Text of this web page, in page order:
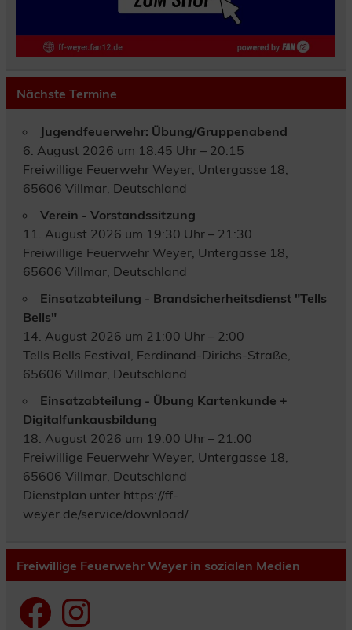
Nächste Termine
Jugendfeuerwehr: Übung/Gruppenabend
6. August 2026 um 18:45 Uhr – 20:15
Freiwillige Feuerwehr Weyer, Untergasse 18,
65606 Villmar, Deutschland
Verein - Vorstandssitzung
11. August 2026 um 19:30 Uhr – 21:30
Freiwillige Feuerwehr Weyer, Untergasse 18,
65606 Villmar, Deutschland
Einsatzabteilung - Brandsicherheitsdienst "Tells
Bells"
14. August 2026 um 21:00 Uhr – 2:00
Tells Bells Festival, Ferdinand-Dirichs-Straße,
65606 Villmar, Deutschland
Einsatzabteilung - Übung Kartenkunde +
Digitalfunkausbildung
18. August 2026 um 19:00 Uhr – 21:00
Freiwillige Feuerwehr Weyer, Untergasse 18,
65606 Villmar, Deutschland
Dienstplan unter https://ff-
weyer.de/service/download/
Freiwillige Feuerwehr Weyer in sozialen Medien
FacebookInstagram